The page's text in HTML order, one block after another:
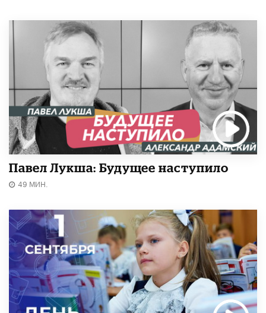
Павел Лукша: Будущее наступило
49 МИН.